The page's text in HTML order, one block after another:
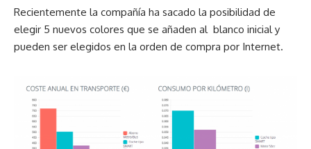
Recientemente la compañía ha sacado la posibilidad de
elegir 5 nuevos colores que se añaden al blanco inicial y
pueden ser elegidos en la orden de compra por Internet.